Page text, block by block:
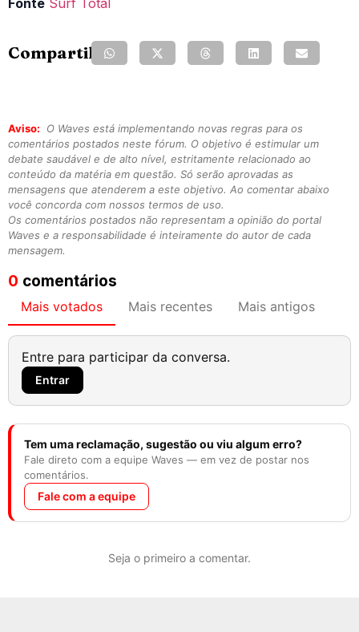
Fonte Surf Total
Compartilhe:
Aviso:
O Waves está implementando novas regras para os
comentários postados neste fórum. O objetivo é estimular um
debate saudável e de alto nível, estritamente relacionado ao
conteúdo da matéria em questão. Só serão aprovadas as
mensagens que atenderem a este objetivo. Ao comentar abaixo
você concorda com nossos termos de uso.
Os comentários postados não representam a opinião do portal
Waves e a responsabilidade é inteiramente do autor de cada
mensagem.
0 comentários
Mais votados Mais recentes Mais antigos
Entre para participar da conversa.
Entrar
Tem uma reclamação, sugestão ou viu algum erro?
Fale direto com a equipe Waves — em vez de postar nos
comentários.
Fale com a equipe
Seja o primeiro a comentar.